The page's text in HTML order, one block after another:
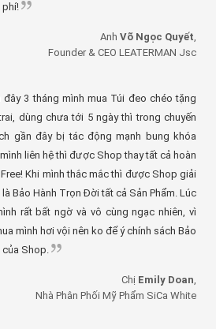
phí!
Anh Võ Ngọc Quyết,
Founder & CEO LEATERMAN Jsc
đây 3 tháng mình mua Túi đeo chéo tặng
dùng chưa tới 5 ngày thì trong chuyến
gần đây bị tác động mạnh bung khóa
liên hệ thì được Shop thay tất cả hoàn
Khi mình thắc mắc thì được Shop giải
Bảo Hành Trọn Đời tất cả Sản Phẩm. Lúc
rất bất ngờ và vô cùng ngạc nhiên, vì
mình hơi vội nên ko để ý chính sách Bảo
của Shop.
Chị Emily Doan,
Nhà Phân Phối Mỹ Phẩm SiCa White